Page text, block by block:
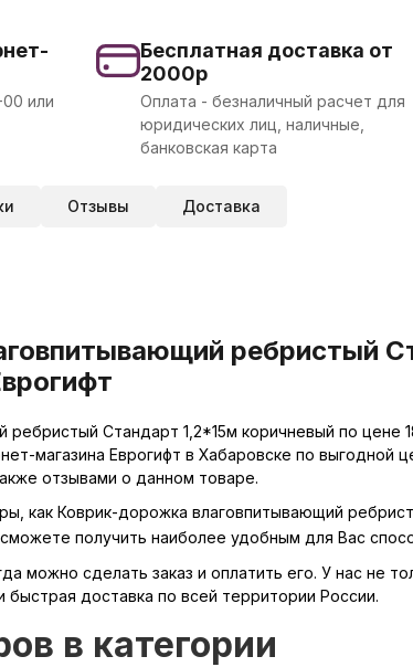
или
Бесплатная доставка от
2000р
Оплата - безналичный расчет для
юридических лиц, наличные,
банковская карта
Отзывы Доставка
ребристый
Стандарт 1,2*15м коричневый по цене
магазина Еврогифт в Хабаровске по
отзывами о данном товаре.
как Коврик-дорожка влаговпитывающий
получить наиболее удобным для Вас
можно сделать заказ и оплатить его. У нас не
быстрая доставка по всей территории России.
в категории